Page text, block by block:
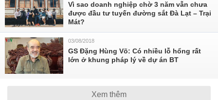
Vì sao doanh nghiệp chờ 3 năm vẫn chưa
được đầu tư tuyến đường sắt Đà Lạt – Trại
Mát?
03/08/2018
GS Đặng Hùng Võ: Có nhiều lỗ hổng rất
lớn ở khung pháp lý về dự án BT
Xem thêm